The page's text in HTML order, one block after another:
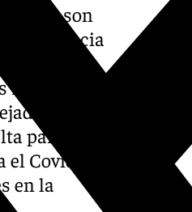
datos son
la presencia
el
registrando
en 2024,
para igualar
Covid a
en la